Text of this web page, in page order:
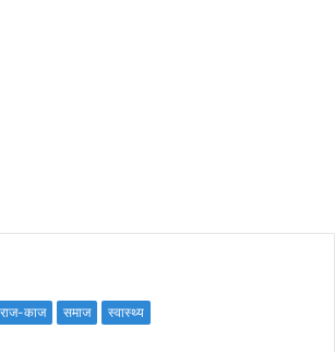
राज-काज समाज स्वास्थ्य